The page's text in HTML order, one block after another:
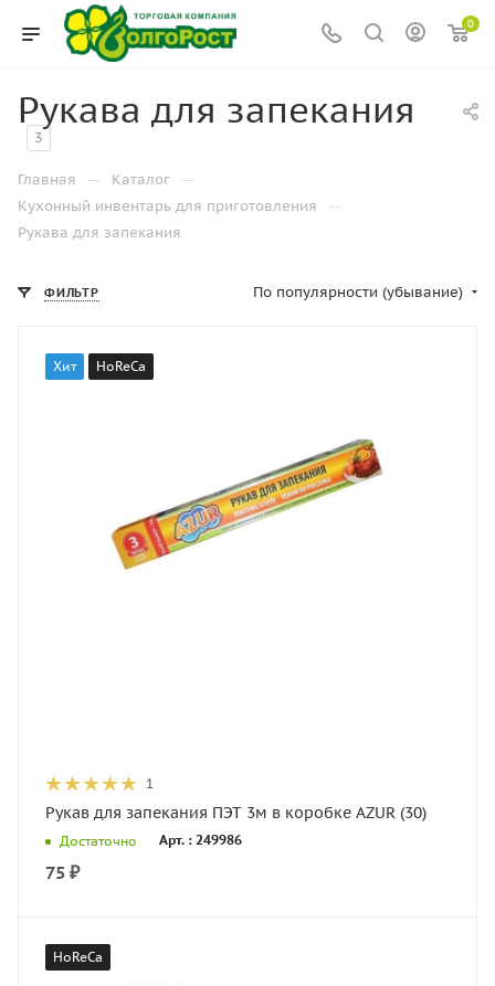
0
Рукава для запекания
3
Главная — Каталог —
Кухонный инвентарь для приготовления —
Рукава для запекания
ФИЛЬТР По популярности (убывание)
Хит HoReCa
1
Рукав для запекания ПЭТ 3м в коробке AZUR (30)
Достаточно Арт. : 249986
75 ₽
HoReCa